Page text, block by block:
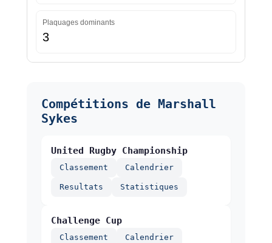
Plaquages dominants
3
Compétitions de Marshall
Sykes
United Rugby Championship
Classement Calendrier
Resultats Statistiques
Challenge Cup
Classement Calendrier